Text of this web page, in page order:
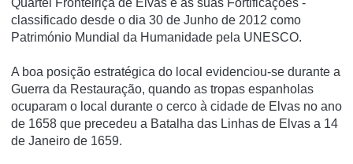
classificado desde o dia 30 de Junho de 2012 como
Património Mundial da Humanidade pela UNESCO.
A boa posição estratégica do local evidenciou-se durante a
Guerra da Restauração, quando as tropas espanholas
ocuparam o local durante o cerco à cidade de Elvas no ano
de 1658 que precedeu a Batalha das Linhas de Elvas a 14
de Janeiro de 1659.